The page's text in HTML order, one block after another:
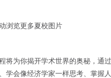
浏览更多夏校图片
将为你揭开学术世界的奥秘，通
学会像经济学家一样思考、掌握